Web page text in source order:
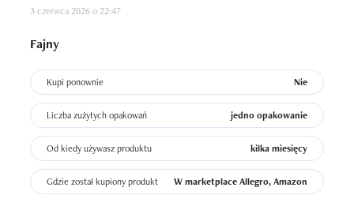
3 czerwca 2026 o 22:47
Fajny
Kupi ponownie Nie
Liczba zużytych opakowań jedno opakowanie
Od kiedy używasz produktu kilka miesięcy
Gdzie został kupiony produkt W marketplace Allegro, Amazon